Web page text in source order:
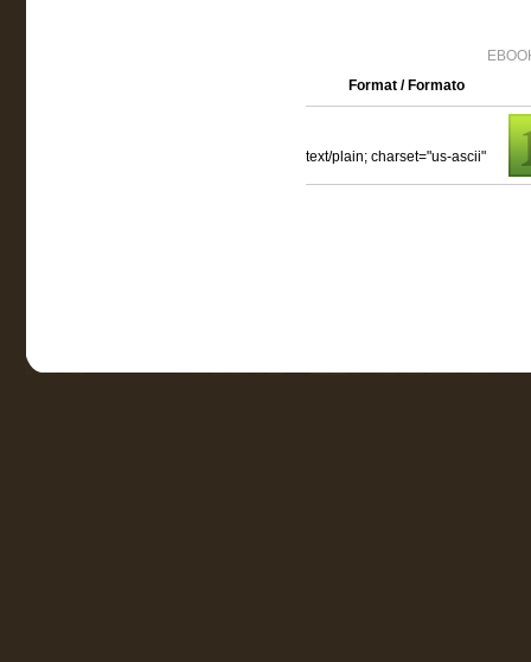
Format / Formato
text/plain; charset="us-ascii"